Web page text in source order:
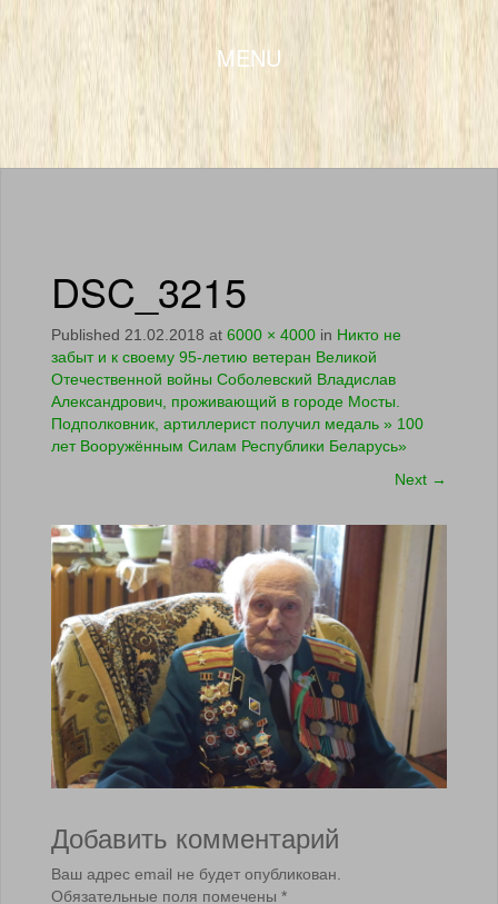
MENU
DSC_3215
Published 21.02.2018 at 6000 × 4000 in Никто не
забыт и к своему 95-летию ветеран Великой
Отечественной войны Соболевский Владислав
Александрович, проживающий в городе Мосты.
Подполковник, артиллерист получил медаль » 100
лет Вооружённым Силам Республики Беларусь»
Next →
Добавить комментарий
Ваш адрес email не будет опубликован.
Обязательные поля помечены *